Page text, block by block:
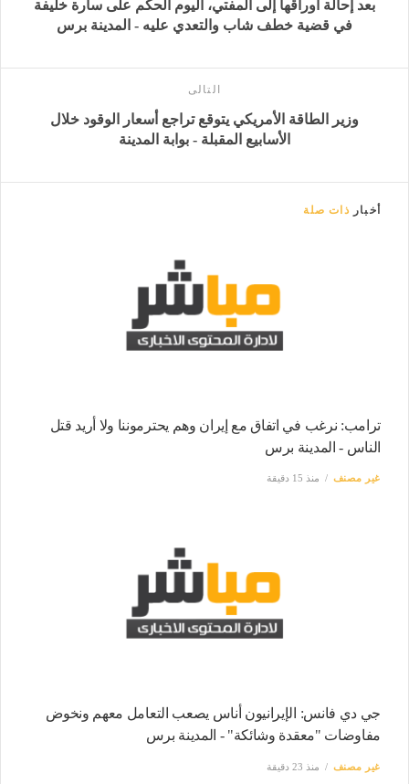
بعد إحالة أوراقها إلى المفتي، اليوم الحكم على سارة خليفة
في قضية خطف شاب والتعدي عليه - المدينة برس
التالى
وزير الطاقة الأمريكي يتوقع تراجع أسعار الوقود خلال
الأسابيع المقبلة - بوابة المدينة
أخبار ذات صلة
ترامب: نرغب في اتفاق مع إيران وهم يحترموننا ولا أريد قتل
الناس - المدينة برس
غير مصنف منذ 15 دقيقة
جي دي فانس: الإيرانيون أناس يصعب التعامل معهم ونخوض
مفاوضات "معقدة وشائكة" - المدينة برس
غير مصنف منذ 23 دقيقة